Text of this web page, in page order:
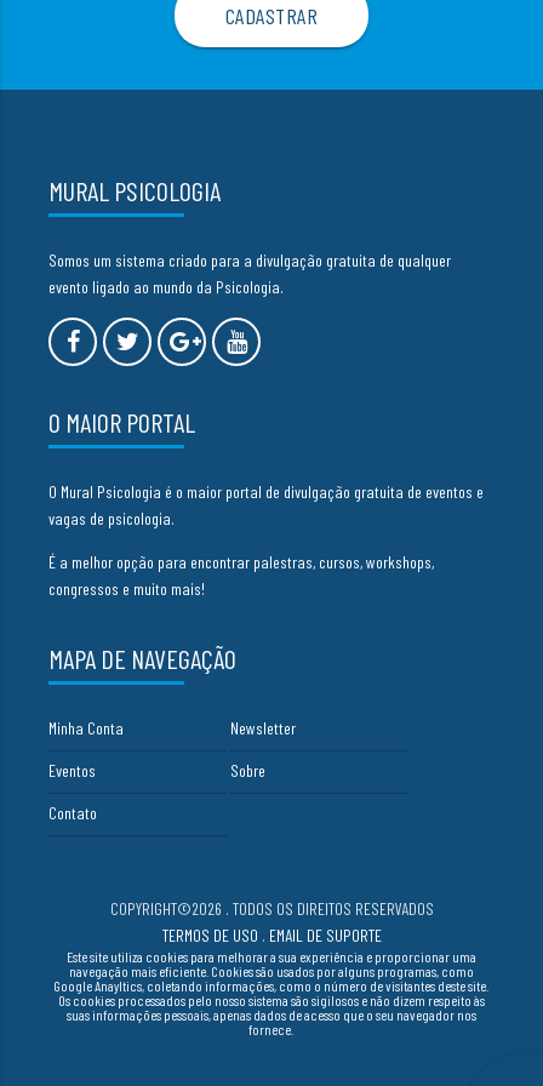
MURAL PSICOLOGIA
Somos um sistema criado para a divulgação gratuita de qualquer
evento ligado ao mundo da Psicologia.
O MAIOR PORTAL
O Mural Psicologia é o maior portal de divulgação gratuita de eventos e
vagas de psicologia.
É a melhor opção para encontrar palestras, cursos, workshops,
congressos e muito mais!
MAPA DE NAVEGAÇÃO
Minha Conta Newsletter
Eventos Sobre
Contato
COPYRIGHT©2026 . TODOS OS DIREITOS RESERVADOS
TERMOS DE USO . EMAIL DE SUPORTE
Este site utiliza cookies para melhorar a sua experiência e proporcionar uma
navegação mais eficiente. Cookies são usados por alguns programas, como
Google Anayltics, coletando informações, como o número de visitantes deste site.
Os cookies processados pelo nosso sistema são sigilosos e não dizem respeito às
suas informações pessoais, apenas dados de acesso que o seu navegador nos
fornece.